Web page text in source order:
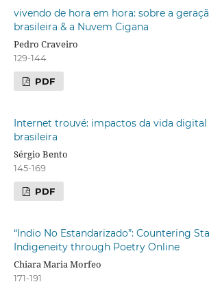
vivendo de hora em hora: sobre a
brasileira & a Nuvem Cigana
Pedro Craveiro
129-144
PDF
Internet trouvé: impactos da vida
brasileira
Sérgio Bento
145-169
PDF
“Indio No Estandarizado”: Countering
Indigeneity through Poetry Online
Chiara Maria Morfeo
171-191